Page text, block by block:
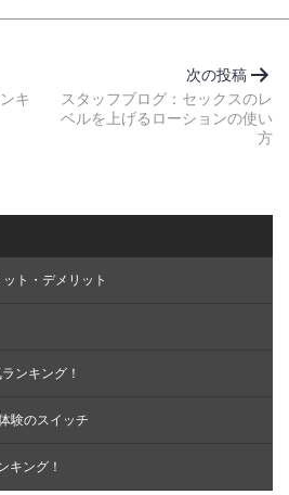
キ
次の投稿
スタッフブログ：セックスのレ
ベルを上げるローションの使い
方
ト・デメリット
ンキング！
験のスイッチ
キング！